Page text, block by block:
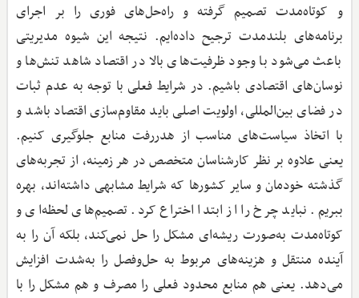
و کوتاه‌مدت تصمیم گرفته و راه‌حل‌های فوری را بر اجرای
برنامه‌های بلندمدت ترجیح داده‌ایم. نتیجه این شیوه مدیریتی
باعث می‌شود با وجود ظرفیت‌های بالا در اقتصاد شاهد تنش‌ها و
نوسان‌های اقتصادی باشیم. در شرایط فعلی با توجه به عدم ثبات
در فضای بین‌المللی، اولویت اصلی باید مقاوم‌سازی اقتصاد باشد و
با اتخاذ سیاست‌های مناسب از هدررفت منابع جلوگیری کنیم.
یعنی علاوه بر نظر کارشناسان متخصص در هر زمینه، از تجربه‌های
گذشته خودمان و سایر کشورها که شرایط مشابهی داشته‌اند، بهره
ببریم. نباید چرخ را از ابتدا اختراع کرد. تصمیم‌های لحظه‌ای و
کوتاه‌مدت به‌صورت ریشه‌ای مشکل را حل نمی‌کند، بلکه آن را به
آینده منتقل و هزینه‌های مربوط به حل‌وفصل را به‌شدت افزایش
می‌دهد. یعنی هم منابع محدود فعلی را مصرف و هم مشکل را با